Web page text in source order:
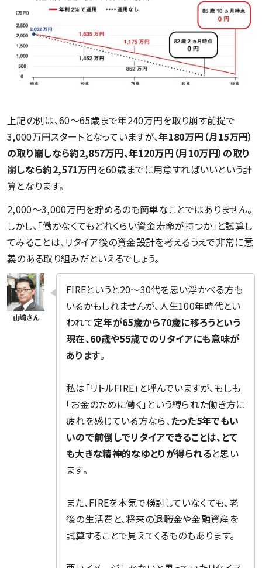
上記の例は、60〜65歳まで年240万円を取り崩す前提で
3,000万円スタートとなっていますが、年180万円（月15万円）
の取り崩しなら約2,857万円、年120万円（月10万円）の取り
崩しなら約2,571万円を60歳までに用意すればいいという計
算となります。
2,000〜3,000万円を貯めるのも簡単なことではありません。
しかし、「働かなくてもどれくらい資金寿命が持つか」と試算し
てみることは、リタイア後の資金設計を考えるうえで非常に意
義のある取り組みだといえるでしょう。
FIREというと20〜30代を思い浮かべる方も
いるかもしれませんが、人生100年時代とい
われて定年が65歳から70歳に移ろうという
現在、60歳や55歳でのリタイアにも意味が
あります。
私は「リトルFIRE」と呼んでいますが、もしも
「お金のために働く」という縛られた働き方に
疲れを感じている方なら、たった5年でもい
いので前倒しでリタイアできることは、とて
も大きな精神的なゆとりが得られると思い
ます。
また、FIREを本気で検討していなくても、老
後の生活費と、将来の退職金や金融資産を
試算することで見えてくるものもあります。